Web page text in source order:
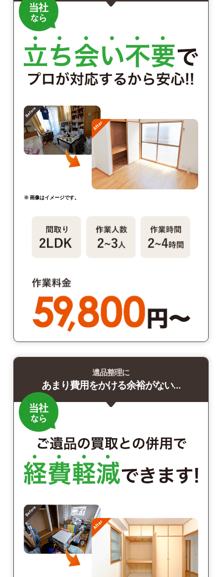
※ 画像はイメージです。
遺品整理に
あまり費用をかける余裕がない…